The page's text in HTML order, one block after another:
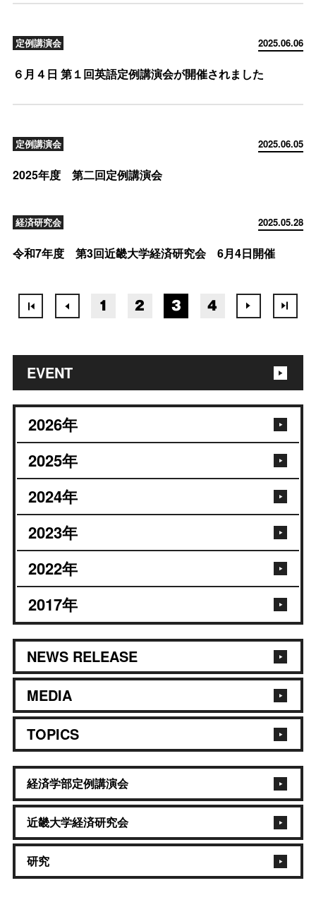
EVENT
2026年
2025年
2024年
2023年
2022年
2017年
NEWS RELEASE
MEDIA
TOPICS
経済学部定例講演会
近畿大学経済研究会
研究
2025.06.06
定例講演会
６月４日 第１回英語定例講演会が開催されました
2025.06.05
定例講演会
2025年度 第二回定例講演会
2025.05.28
経済研究会
令和7年度 第3回近畿大学経済研究会 6月4日開催
1 2 3 4